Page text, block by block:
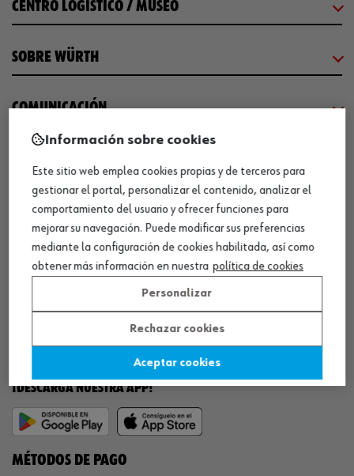
CENTRO LOGÍSTICO / MUSEO
SOBRE WÜRTH
COMUNICACIÓN
NUESTROS CERTIFICADOS
¡WÜRTH EMPRESA SOLIDARIA!
¡DESCARGA NUESTRA APP!
MÉTODOS DE PAGO
Información sobre cookies
Este sitio web emplea cookies propias y de terceros para
gestionar el portal, personalizar el contenido, analizar el
comportamiento del usuario y ofrecer funciones para
mejorar su navegación. Puede modificar sus preferencias
mediante la configuración de cookies habilitada, así como
obtener más información en nuestra política de cookies
Personalizar
Rechazar cookies
Aceptar cookies